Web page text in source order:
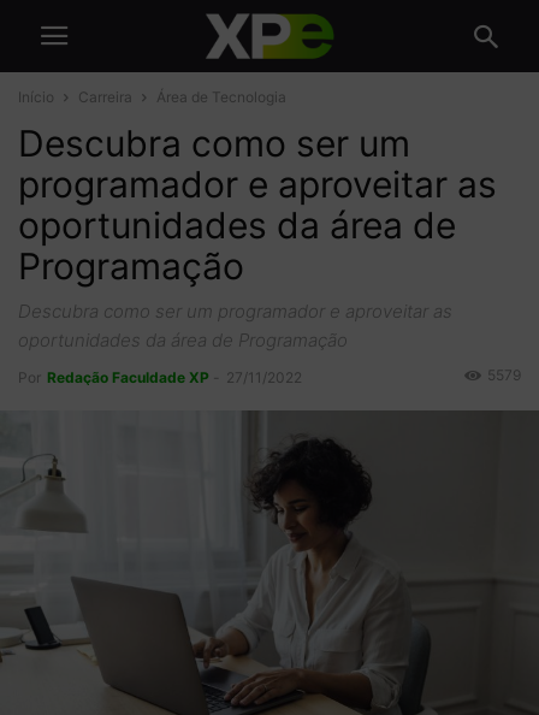
Início Carreira Área de Tecnologia
Descubra como ser um
programador e aproveitar as
oportunidades da área de
Programação
Descubra como ser um programador e aproveitar as
oportunidades da área de Programação
Por Redação Faculdade XP 27/11/2022 5579